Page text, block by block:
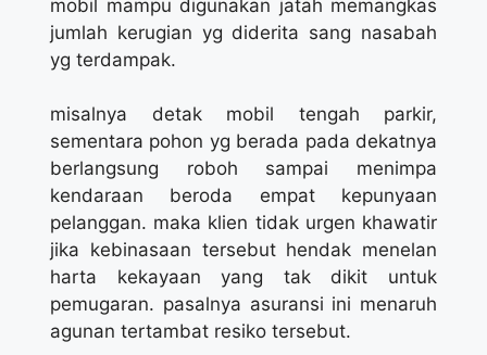
mobil mampu digunakan jatah memangkas
jumlah kerugian yg diderita sang nasabah
yg terdampak.
misalnya detak mobil tengah parkir,
sementara pohon yg berada pada dekatnya
berlangsung roboh sampai menimpa
kendaraan beroda empat kepunyaan
pelanggan. maka klien tidak urgen khawatir
jika kebinasaan tersebut hendak menelan
harta kekayaan yang tak dikit untuk
pemugaran. pasalnya asuransi ini menaruh
agunan tertambat resiko tersebut.